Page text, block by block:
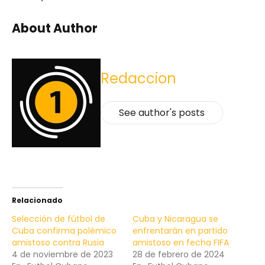
About Author
Redaccion
See author's posts
Relacionado
Selección de fútbol de
Cuba confirma polémico
amistoso contra Rusia
4 de noviembre de 2023
Cuba y Nicaragua se
enfrentarán en partido
amistoso en fecha FIFA
28 de febrero de 2024